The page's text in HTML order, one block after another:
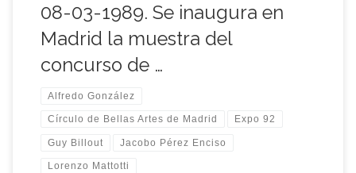
08-03-1989. Se inaugura en
Madrid la muestra del
concurso de …
Alfredo González
Círculo de Bellas Artes de Madrid Expo 92
Guy Billout Jacobo Pérez Enciso
Lorenzo Mattotti